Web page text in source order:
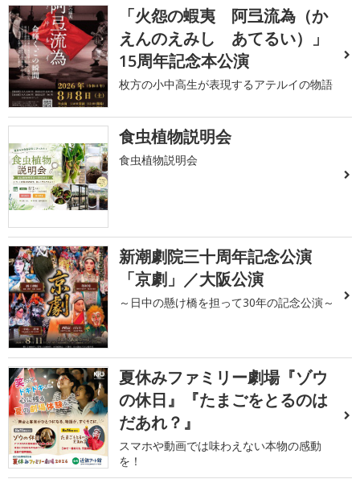
「火怨の蝦夷 阿弖流為（か
えんのえみし あてるい）」
15周年記念本公演
枚方の小中高生が表現するアテルイの物語
食虫植物説明会
食虫植物説明会
新潮劇院三十周年記念公演
「京劇」／大阪公演
～日中の懸け橋を担って30年の記念公演～
夏休みファミリー劇場『ゾウ
の休日』『たまごをとるのは
だあれ？』
スマホや動画では味わえない本物の感動
を！